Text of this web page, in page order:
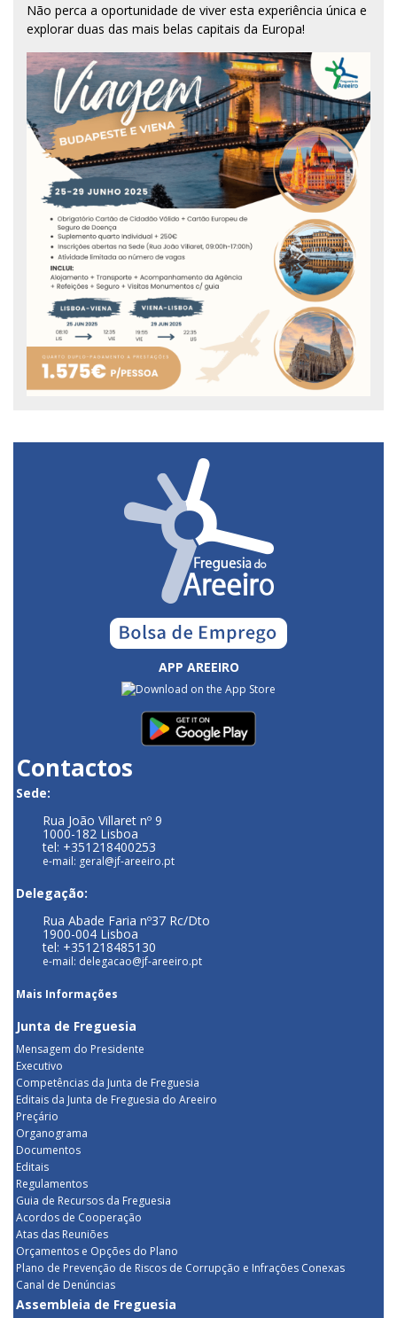
Não perca a oportunidade de viver esta experiência única e
explorar duas das mais belas capitais da Europa!
APP AREEIRO
Contactos
Sede:
Rua João Villaret nº 9
1000-182 Lisboa
tel: +351218400253
e-mail: geral@jf-areeiro.pt
Delegação:
Rua Abade Faria nº37 Rc/Dto
1900-004 Lisboa
tel: +351218485130
e-mail: delegacao@jf-areeiro.pt
Mais Informações
Junta de Freguesia
Mensagem do Presidente
Executivo
Competências da Junta de Freguesia
Editais da Junta de Freguesia do Areeiro
Preçário
Organograma
Documentos
Editais
Regulamentos
Guia de Recursos da Freguesia
Acordos de Cooperação
Atas das Reuniões
Orçamentos e Opções do Plano
Plano de Prevenção de Riscos de Corrupção e Infrações Conexas
Canal de Denúncias
Assembleia de Freguesia